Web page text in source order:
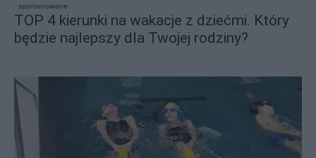
sponsorowane
TOP 4 kierunki na wakacje z dziećmi. Który
będzie najlepszy dla Twojej rodziny?